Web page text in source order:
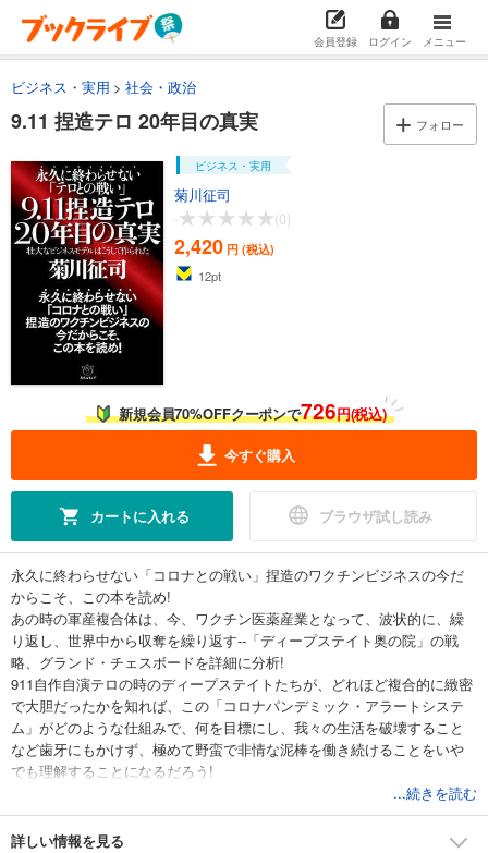
会員登録 ログイン メニュー
ビジネス・実用 社会・政治
9.11 捏造テロ 20年目の真実 フォロー
ビジネス・実用
菊川征司
-
(0)
2,420 円 (税込)
12pt
新規会員70%OFFクーポンで726円(税込)
今すぐ購入
カートに入れる ブラウザ試し読み
永久に終わらせない「コロナとの戦い」捏造のワクチンビジネスの今だ
からこそ、この本を読め!
あの時の軍産複合体は、今、ワクチン医薬産業となって、波状的に、繰
り返し、世界中から収奪を繰り返す--「ディープステイト奥の院」の戦
略、グランド・チェスボードを詳細に分析!
911自作自演テロの時のディープステイトたちが、どれほど複合的に緻密
で大胆だったかを知れば、この「コロナパンデミック・アラートシステ
ム」がどのような仕組みで、何を目標にし、我々の生活を破壊すること
など歯牙にもかけず、極めて野蛮で非情な泥棒を働き続けることをいや
でも理解することになるだろう!
9.11でこれほど稚拙であからさまな捏造証拠を押し通したマスコミとディ
ープステイトが、2020年米大統領選挙の巨大であからさまな不正を隠し
押し通した!そして今、コロナ・パンデミックを捏造し、ワクチンビジネ
...続きを読む
詳しい情報を見る